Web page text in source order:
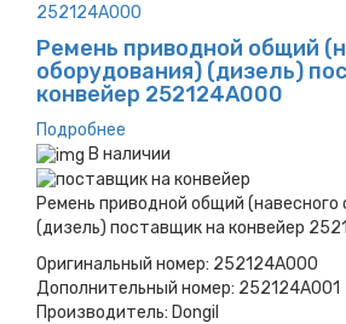
Ремень приводной общий
оборудования) (дизель)
конвейер 252124A000
Подробнее
В наличии
Ремень приводной общий (навесного
(дизель) поставщик на конвейер
Оригинальный номер: 252124A000
Дополнительный номер: 252124A001
Производитель: Dongil